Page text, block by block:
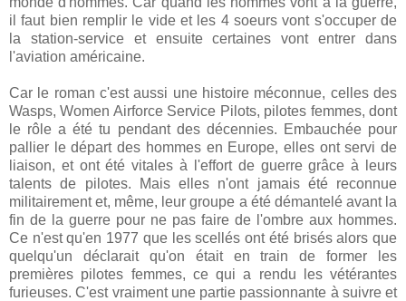
il faut bien remplir le vide et les 4 soeurs vont s'occuper de
la station-service et ensuite certaines vont entrer dans
l'aviation américaine.
Car le roman c'est aussi une histoire méconnue, celles des
Wasps, Women Airforce Service Pilots, pilotes femmes, dont
le rôle a été tu pendant des décennies. Embauchée pour
pallier le départ des hommes en Europe, elles ont servi de
liaison, et ont été vitales à l'effort de guerre grâce à leurs
talents de pilotes. Mais elles n'ont jamais été reconnue
militairement et, même, leur groupe a été démantelé avant la
fin de la guerre pour ne pas faire de l'ombre aux hommes.
Ce n'est qu'en 1977 que les scellés ont été brisés alors que
quelqu'un déclarait qu'on était en train de former les
premières pilotes femmes, ce qui a rendu les vétérantes
furieuses. C'est vraiment une partie passionnante à suivre et